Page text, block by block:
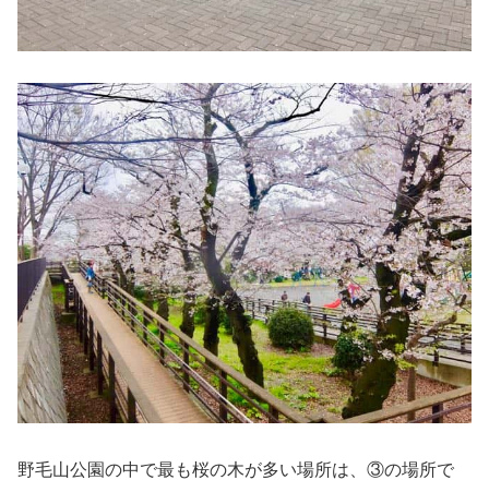
野毛山公園の中で最も桜の木が多い場所は、③の場所で